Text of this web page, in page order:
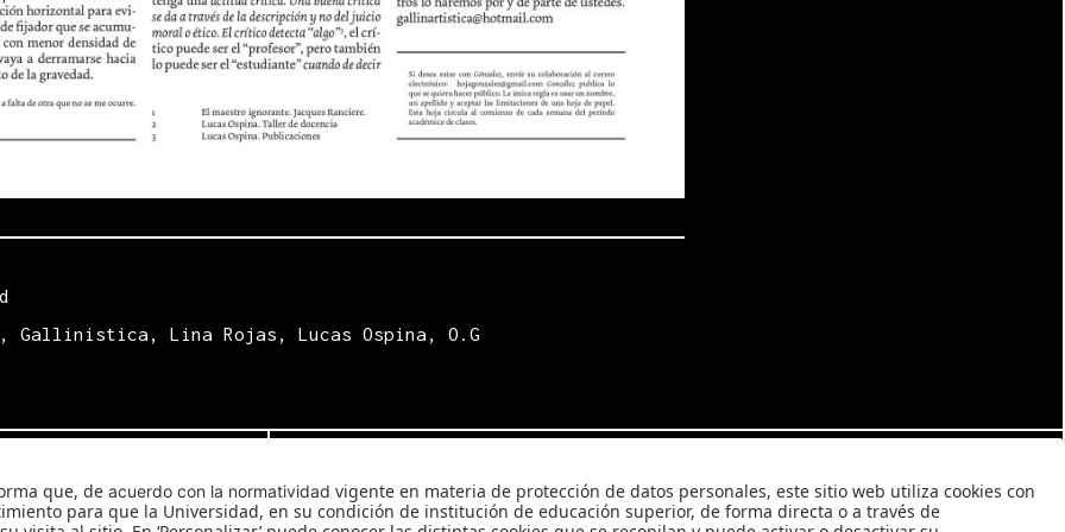
, Gallinistica , Lina Rojas , Lucas Ospina , O.G
Next
Next